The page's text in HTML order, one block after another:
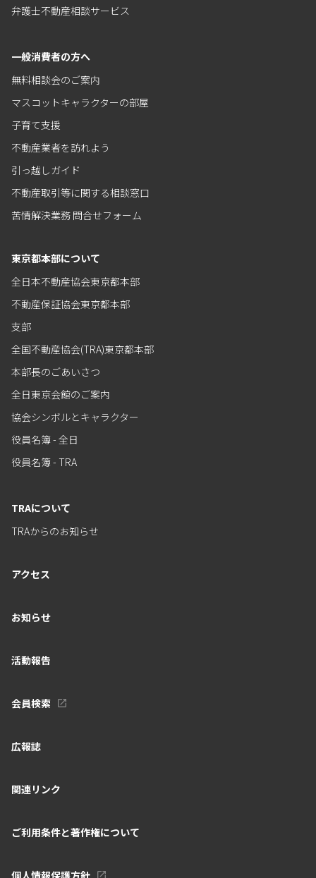
弁護士不動産相談サービス
一般消費者の方へ
無料相談会のご案内
マスコットキャラクターの部屋
子育て支援
不動産業者を訪れよう
引っ越しガイド
不動産取引等に関する相談窓口
苦情解決業務 問合せフォーム
東京都本部について
全日本不動産協会東京都本部
不動産保証協会東京都本部
支部
全国不動産協会(TRA)東京都本部
本部長のごあいさつ
全日東京会館のご案内
協会シンボルとキャラクター
役員名簿 - 全日
役員名簿 - TRA
TRAについて
TRAからのお知らせ
アクセス
お知らせ
活動報告
会員検索
広報誌
関連リンク
ご利用条件と著作権について
個人情報保護方針